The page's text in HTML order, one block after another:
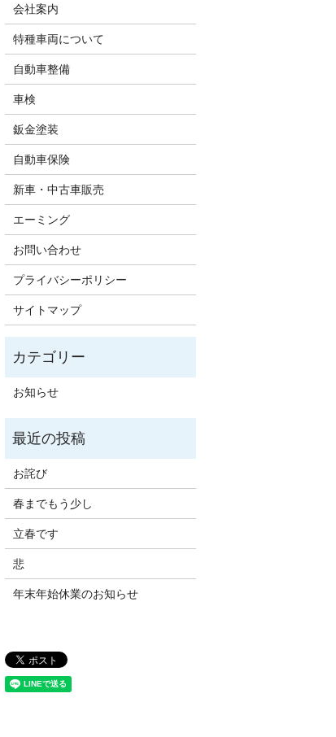
会社案内
特種車両について
自動車整備
車検
鈑金塗装
自動車保険
新車・中古車販売
エーミング
お問い合わせ
プライバシーポリシー
サイトマップ
お知らせ
お詫び
春までもう少し
立春です
悲
年末年始休業のお知らせ